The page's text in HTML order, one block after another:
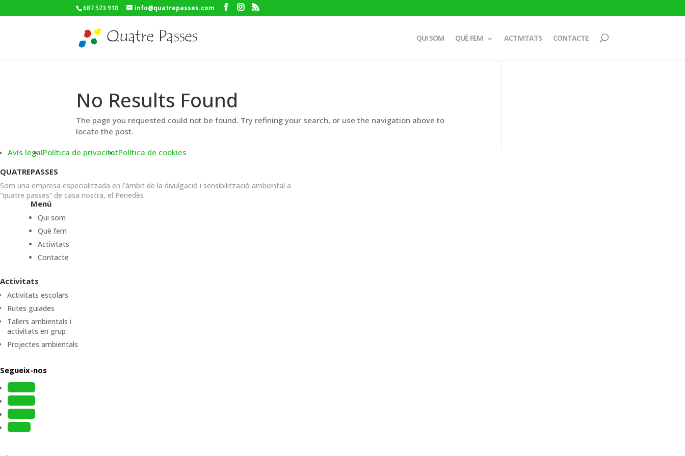
687 523 918 info@quatrepasses.com
QUI SOM QUÈ FEM ACTIVITATS CONTACTE
No Results Found
The page you requested could not be found. Try refining your search, or use the navigation above to
locate the post.
Avís legalPolítica de privacitatPolítica de cookies
QUATREPASSES
Som una empresa especialitzada en l’àmbit de la divulgació i sensibilització ambiental a
“quatre passes” de casa nostra, el Penedès
Menú
Qui som
Què fem
Activitats
Contacte
Activitats
Activitats escolars
Rutes guiades
Tallers ambientals i
activitats en grup
Projectes ambientals
Segueix-nos
Follow
Follow
Follow
Follow